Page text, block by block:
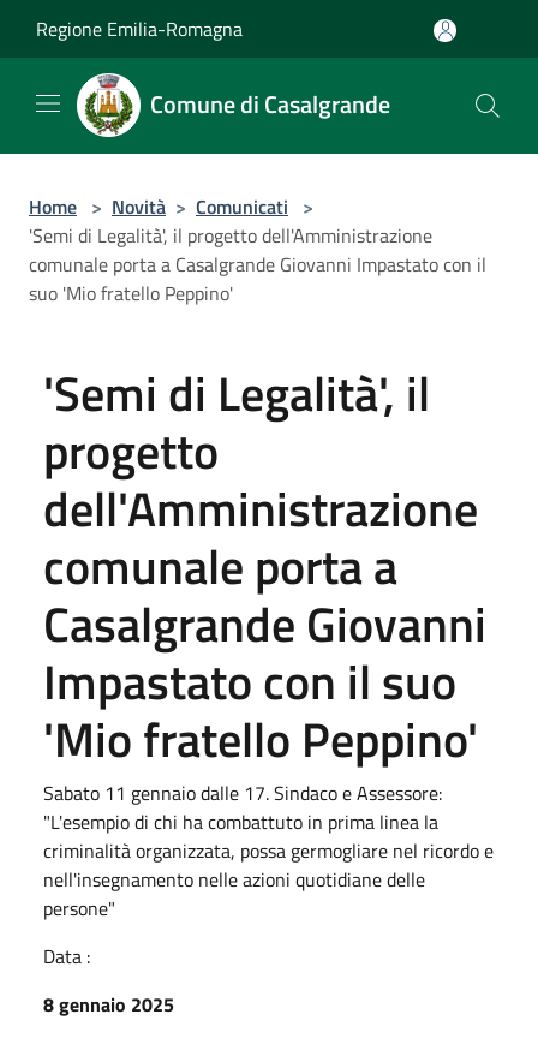
Regione Emilia-Romagna
Comune di Casalgrande
Home > Novità > Comunicati >
'Semi di Legalità', il progetto dell'Amministrazione
comunale porta a Casalgrande Giovanni Impastato con il
suo 'Mio fratello Peppino'
'Semi di Legalità', il
progetto
dell'Amministrazione
comunale porta a
Casalgrande Giovanni
Impastato con il suo
'Mio fratello Peppino'
Sabato 11 gennaio dalle 17. Sindaco e Assessore:
"L'esempio di chi ha combattuto in prima linea la
criminalità organizzata, possa germogliare nel ricordo e
nell'insegnamento nelle azioni quotidiane delle
persone"
Data :
8 gennaio 2025